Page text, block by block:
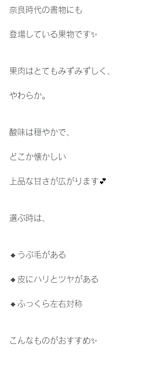
奈良時代の書物にも
登場している果物です✨
果肉はとてもみずみずしく、
やわらか。
酸味は穏やかで、
どこか懐かしい
上品な甘さが広がります💕
選ぶ時は、
🔸うぶ毛がある
🔸皮にハリとツヤがある
🔸ふっくら左右対称
こんなものがおすすめ✨